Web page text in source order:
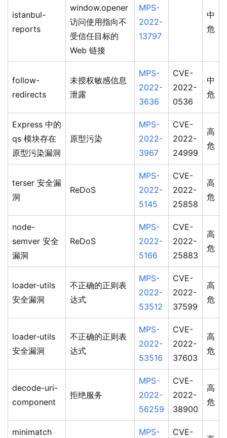
istanbul-
reports
window.opener
访问使用指向不
受信任目标的
Web 链接
MPS-
2022-
13797
中
危
follow-
redirects
未授权敏感信息
泄露
MPS-
2022-
3636
CVE-
2022-
0536
中
危
Express 中的
qs 模块存在
原型污染漏洞
原型污染
MPS-
2022-
3967
CVE-
2022-
24999
高
危
terser 安全漏
洞
ReDoS
MPS-
2022-
5145
CVE-
2022-
25858
高
危
node-
semver 安全
漏洞
ReDoS
MPS-
2022-
5166
CVE-
2022-
25883
高
危
loader-utils
安全漏洞
不正确的正则表
达式
MPS-
2022-
53512
CVE-
2022-
37599
高
危
loader-utils
安全漏洞
不正确的正则表
达式
MPS-
2022-
53516
CVE-
2022-
37603
高
危
decode-uri-
component
拒绝服务
MPS-
2022-
56259
CVE-
2022-
38900
高
危
minimatch MPS- CVE-